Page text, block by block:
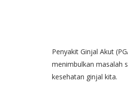
Penyakit Ginjal Akut
menimbulkan masalah
kesehatan ginjal kita.